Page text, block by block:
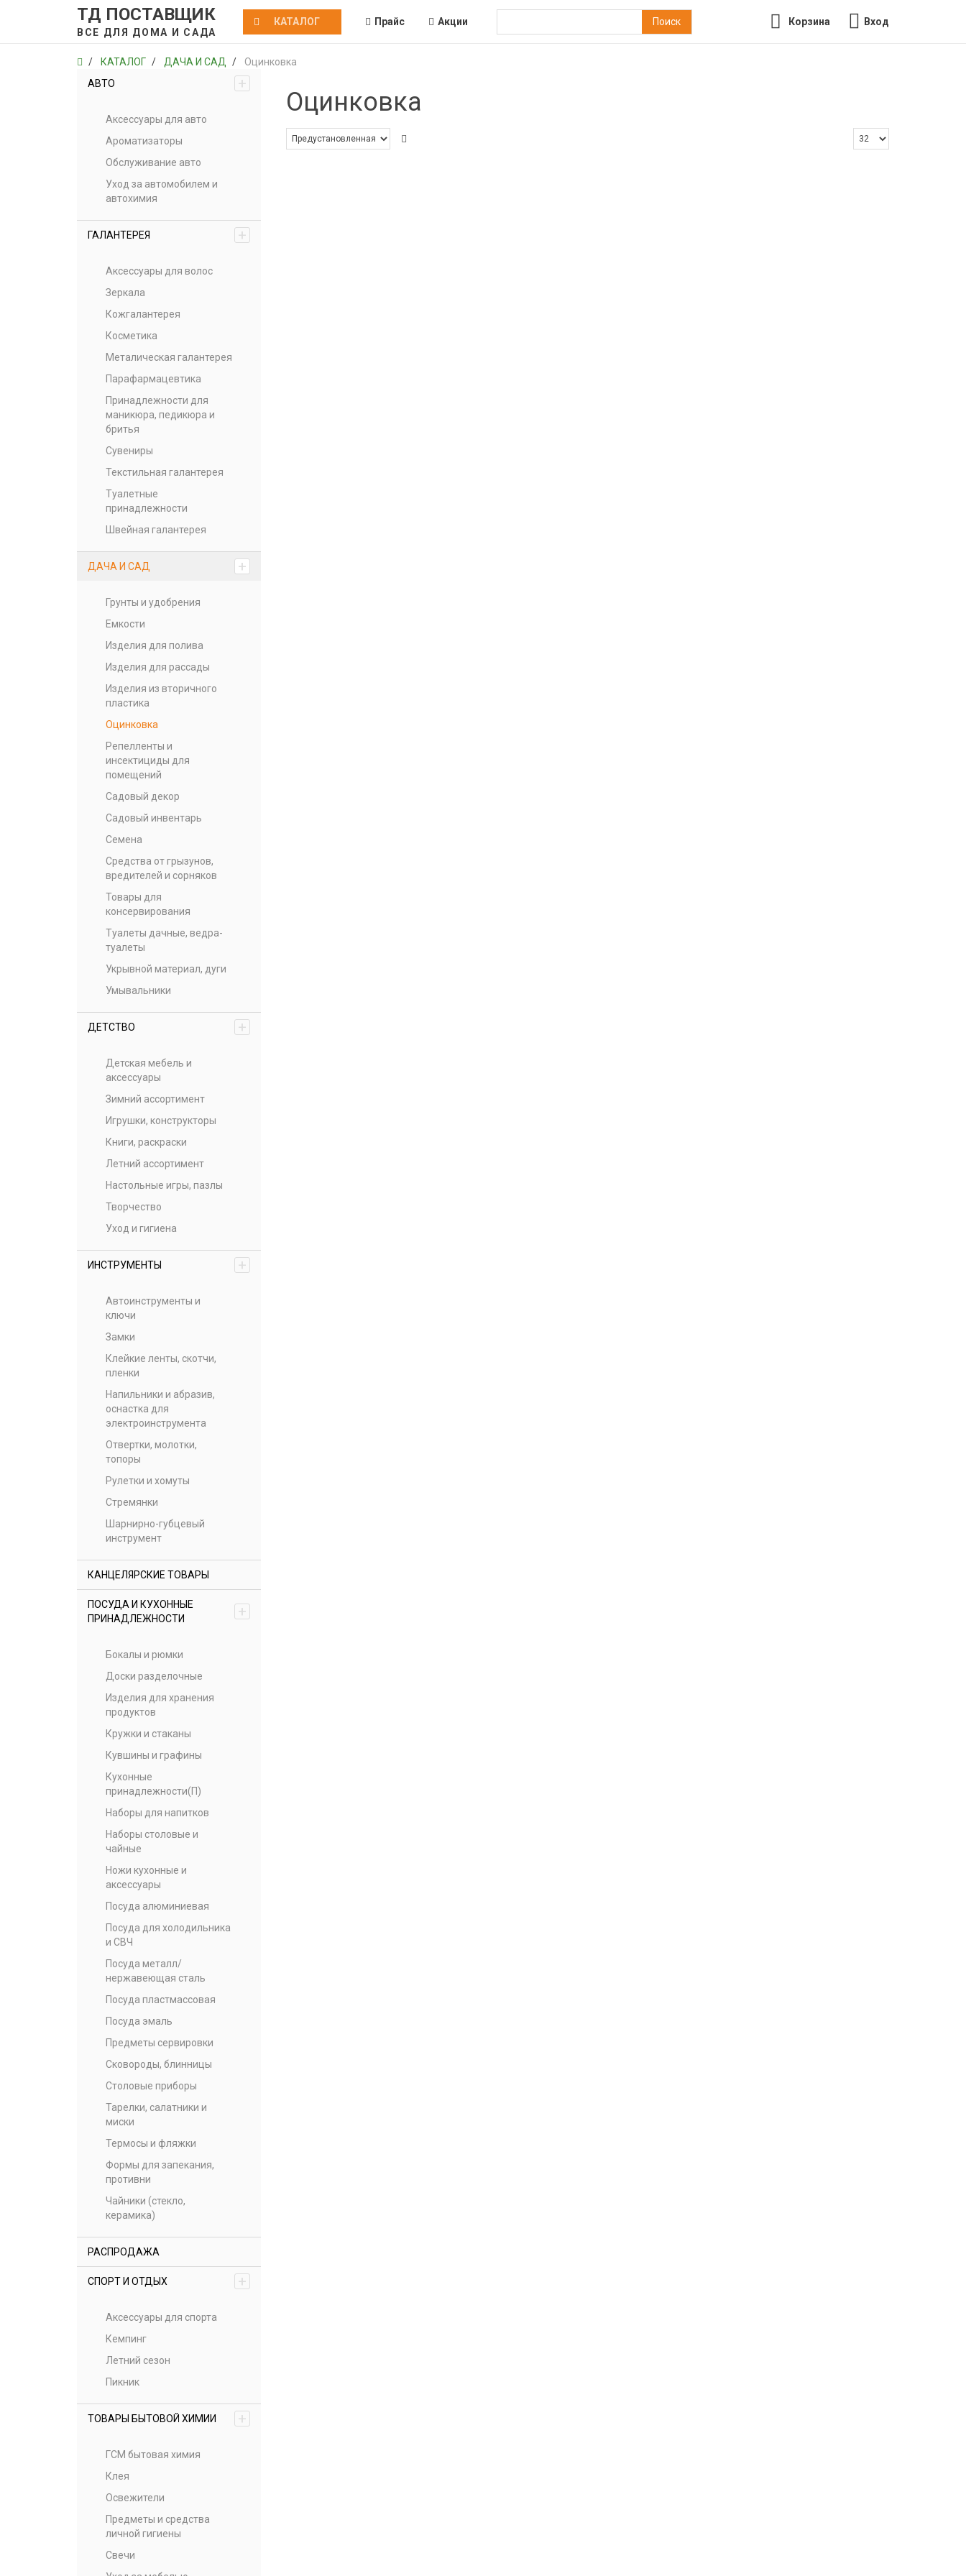
ТД ПОСТАВЩИК
ВСЕ ДЛЯ ДОМА И САДА
КАТАЛОГ Прайс Акции Корзина Вход
КАТАЛОГ ДАЧА И САД
Оцинковка
АВТО
+
Аксессуары для авто
Ароматизаторы
Обслуживание авто
Уход за автомобилем и
автохимия
ГАЛАНТЕРЕЯ +
Аксессуары для волос
Зеркала
Кожгалантерея
Косметика
Металическая галантерея
Парафармацевтика
Принадлежности для
маникюра, педикюра и
бритья
Сувениры
Текстильная галантерея
Туалетные
принадлежности
Швейная галантерея
ДАЧА И САД +
Грунты и удобрения
Емкости
Изделия для полива
Изделия для рассады
Изделия из вторичного
пластика
Оцинковка
Репелленты и
инсектициды для
помещений
Садовый декор
Садовый инвентарь
Семена
Средства от грызунов,
вредителей и сорняков
Товары для
консервирования
Туалеты дачные, ведра-
туалеты
Укрывной материал, дуги
Умывальники
ДЕТСТВО +
Детская мебель и
аксессуары
Зимний ассортимент
Игрушки, конструкторы
Книги, раскраски
Летний ассортимент
Настольные игры, пазлы
Творчество
Уход и гигиена
ИНСТРУМЕНТЫ +
Автоинструменты и
ключи
Замки
Клейкие ленты, скотчи,
пленки
Напильники и абразив,
оснастка для
электроинструмента
Отвертки, молотки,
топоры
Рулетки и хомуты
Стремянки
Шарнирно-губцевый
инструмент
КАНЦЕЛЯРСКИЕ ТОВАРЫ
ПОСУДА И КУХОННЫЕ
ПРИНАДЛЕЖНОСТИ
+
Бокалы и рюмки
Доски разделочные
Изделия для хранения
продуктов
Кружки и стаканы
Кувшины и графины
Кухонные
принадлежности(П)
Наборы для напитков
Наборы столовые и
чайные
Ножи кухонные и
аксессуары
Посуда алюминиевая
Посуда для холодильника
и СВЧ
Посуда металл/
нержавеющая сталь
Посуда пластмассовая
Посуда эмаль
Предметы сервировки
Сковороды, блинницы
Столовые приборы
Тарелки, салатники и
миски
Термосы и фляжки
Формы для запекания,
противни
Чайники (стекло,
керамика)
РАСПРОДАЖА
СПОРТ И ОТДЫХ +
Аксессуары для спорта
Кемпинг
Летний сезон
Пикник
ТОВАРЫ БЫТОВОЙ ХИМИИ +
ГСМ бытовая химия
Клея
Освежители
Предметы и средства
личной гигиены
Свечи
Оцинковка